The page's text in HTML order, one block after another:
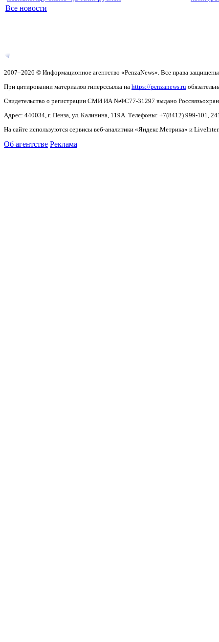
Все новости
2007–2026 © Информационное агентство «PenzaNews». Все права
При цитировании материалов гиперссылка на https://penzanews.ru
Свидетельство о регистрации СМИ ИА №ФС77-31297 выдано
Адрес: 440034, г. Пенза, ул. Калинина, 119А. Телефоны: +7(8412) 999-101,
На сайте используются сервисы веб-аналитики «Яндекс.Метрика» и
Об агентстве Реклама